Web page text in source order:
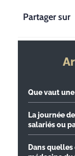
Partager sur
Que vaut
La journée
salariés ou
Dans